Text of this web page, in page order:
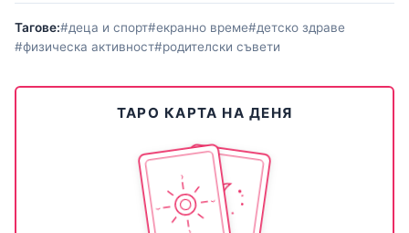
Тагове:#деца и спорт#екранно време#детско здраве
#физическа активност#родителски съвети
ТАРО КАРТА НА ДЕНЯ